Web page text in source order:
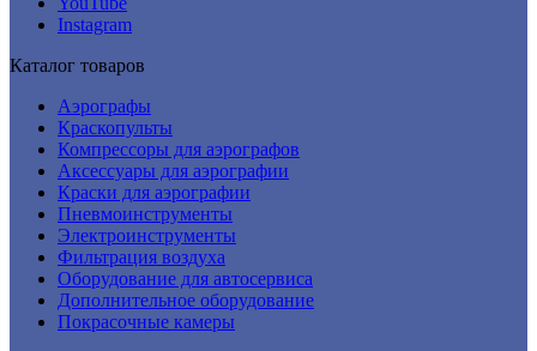
Instagram
Каталог товаров
Аэрографы
Краскопульты
Компрессоры для аэрографов
Аксессуары для аэрографии
Краски для аэрографии
Пневмоинструменты
Электроинструменты
Фильтрация воздуха
Оборудование для автосервиса
Дополнительное оборудование
Покрасочные камеры